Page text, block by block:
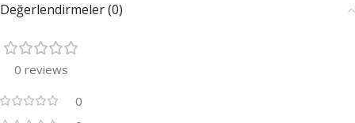
Değerlendirmeler (0)
0 reviews
0